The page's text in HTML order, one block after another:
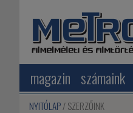
magazin számaink
NYITÓLAP SZERZŐINK